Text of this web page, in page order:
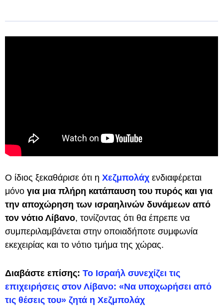
Ο ίδιος ξεκαθάρισε ότι η Χεζμπολάχ ενδιαφέρεται
μόνο για μια πλήρη κατάπαυση του πυρός και για
την αποχώρηση των ισραηλινών δυνάμεων από
τον νότιο Λίβανο, τονίζοντας ότι θα έπρεπε να
συμπεριλαμβάνεται στην οποιαδήποτε συμφωνία
εκεχειρίας και το νότιο τμήμα της χώρας.
Διαβάστε επίσης: Το Ισραήλ συνεχίζει τις
επιχειρήσεις στον Λίβανο: «Να υποχωρήσει από
τις θέσεις του» ζητά η Χεζμπολάχ